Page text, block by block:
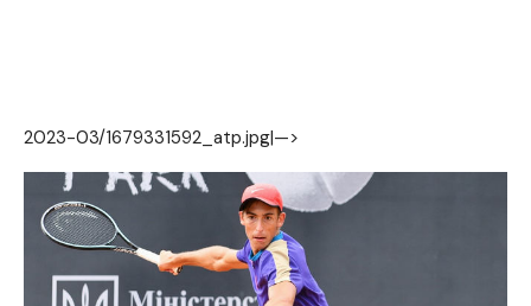
2023-03/1679331592_atp.jpg|—>